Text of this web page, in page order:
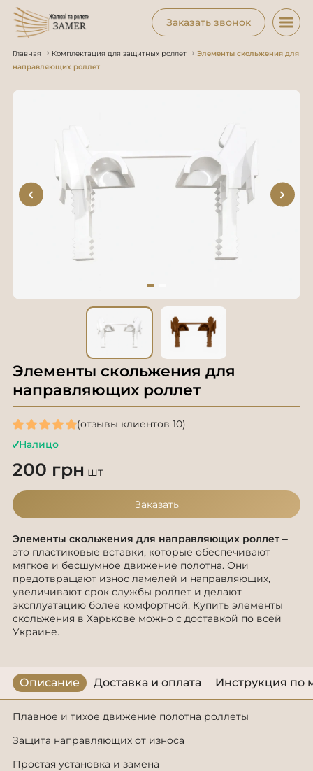
Заказать звонок
Главная Комплектация для защитных роллет
Элементы скольжения для
направляющих роллет
Элементы скольжения для
направляющих роллет
(отзывы клиентов 10)
Налицо
200 грн шт
Заказать
Элементы скольжения для направляющих роллет –
это пластиковые вставки, которые обеспечивают
мягкое и бесшумное движение полотна. Они
предотвращают износ ламелей и направляющих,
увеличивают срок службы роллет и делают
эксплуатацию более комфортной. Купить элементы
скольжения в Харькове можно с доставкой по всей
Украине.
Описание Доставка и оплата Инструкция по
Плавное и тихое движение полотна роллеты
Защита направляющих от износа
Простая установка и замена